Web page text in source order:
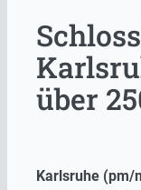
über
Karlsruhe (pm/